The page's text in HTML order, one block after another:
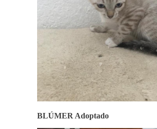
BLÚMER Adoptado